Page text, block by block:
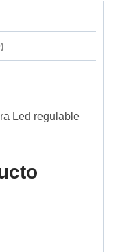
Led regulable